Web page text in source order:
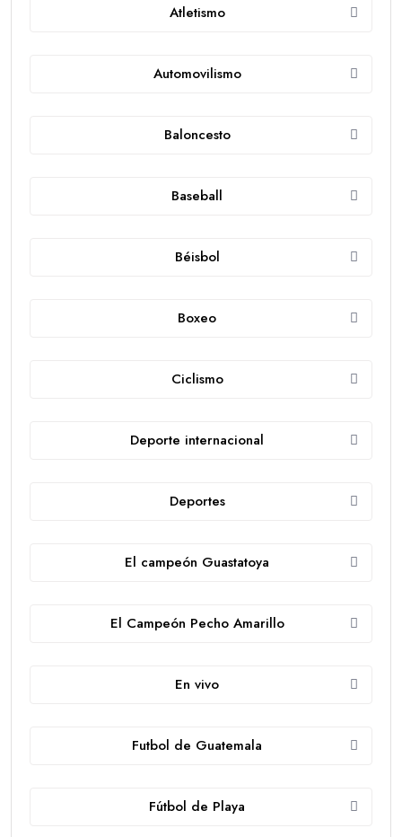
Atletismo
Automovilismo
Baloncesto
Baseball
Béisbol
Boxeo
Ciclismo
Deporte internacional
Deportes
El campeón Guastatoya
El Campeón Pecho Amarillo
En vivo
Futbol de Guatemala
Fútbol de Playa